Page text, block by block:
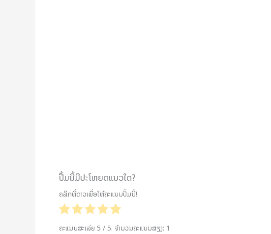
ປື້ມນີ້ມີປະໂຫຍດແນວໃດ?
ຄລິກທີ່ດາວເພື່ອໃຫ້ຄະແນນປື້ມນີ້!
ຄະແນນສະເລ່ຍ 5 / 5. ຈຳນວນຄະແນນສຽງ: 1